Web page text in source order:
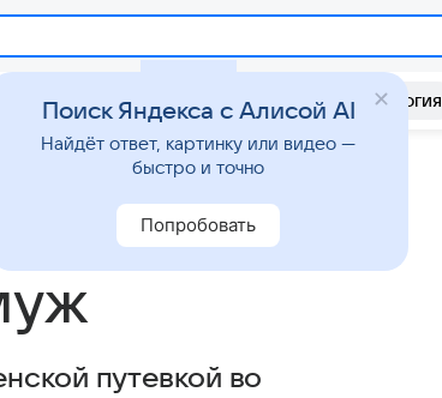
Гороскопы Стиль жизни Психология
женщины
путевкой во
Поиск Яндекса с Алисой AI
Найдёт ответ, картинку или видео —
быстро и точно
Попробовать